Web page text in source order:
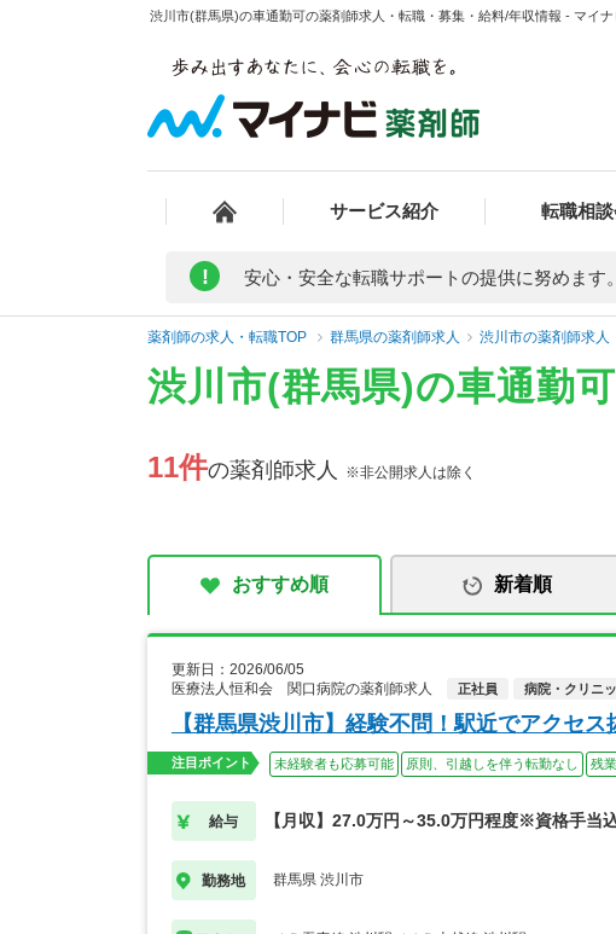
渋川市(群馬県)の車通勤可の薬剤師求人・転職・募集・給料/年収情報 - マイ
サービス紹介 転職相
! 安心・安全な転職サポートの提供に努めます。
薬剤師の求人・転職TOP 群馬県の薬剤師求人 渋川市の薬剤師求人
渋川市(群馬県)の車通勤
11件の薬剤師求人 ※非公開求人は除く
おすすめ順 新着順
更新日：2026/06/05
医療法人恒和会 関口病院の薬剤師求人
正社員 病院・クリニ
【群馬県渋川市】経験不問！駅近でアクセ
注目ポイント 未経験者も応募可能 原則、引越しを伴う転勤なし 残
給与 【月収】27.0万円～35.0万円程度※資格手当
勤務地 群馬県 渋川市